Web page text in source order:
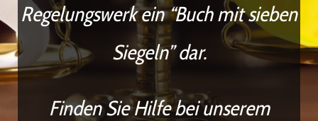
r
c
h
Regelungswerk ein “Buch mit sieben
Siegeln” dar.
Finden Sie Hilfe bei unserem